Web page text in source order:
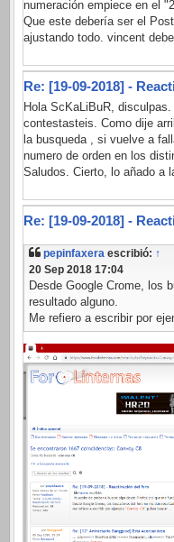
numeración empiece en el
Que este debería ser el
ajustando todo. vincent
Re: [19-09-2018] -
Hola ScKaLiBuR,
contestasteis. Como dije
la busqueda , si vuelve a
numero de orden en los
Saludos. Cierto, lo añado a
Re: [19-09-2018] -
pepinfaxera escribió: ↑
20 Sep 2018 17:04
Desde Google Crome, los
resultado alguno.
Me refiero a escribir por